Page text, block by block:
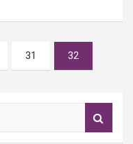
31 32